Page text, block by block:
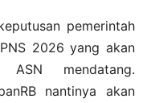
pemerintah
2026 yang akan
mendatang.
nantinya akan